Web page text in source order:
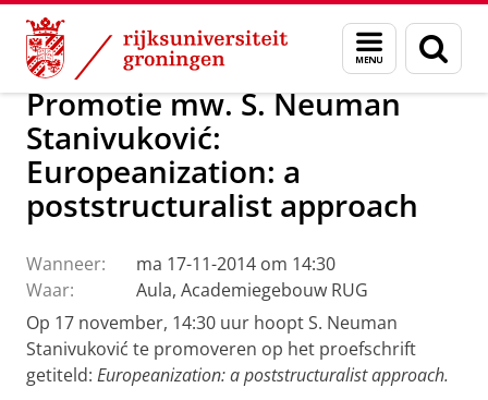
Skip
Content
Skip
Navigation
Menu
en
zoeken
Over ons Actueel Nieuws
Promotie mw. S. Neuman
Stanivuković:
Europeanization: a
poststructuralist approach
Wanneer:
ma 17-11-2014 om 14:30
Waar:
Aula, Academiegebouw RUG
Op 17 november, 14:30 uur hoopt S. Neuman
Stanivuković te promoveren op het proefschrift
getiteld: Europeanization: a poststructuralist approach.